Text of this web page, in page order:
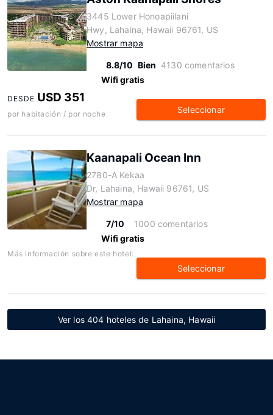
3445 Lower Honoapiilani
Hwy, Lahaina, Hawaii 96761, US
Mostrar mapa
8.8/10 Bien 4130 comentarios
Wifi gratis
DESDE USD 351
por habitación / por noche Seleccionar
Kaanapali Ocean Inn
2780-A Kekaa
Dr, Lahaina, Hawaii 96761, US
Mostrar mapa
7/10
1000 comentarios
Wifi gratis
Más información sobre este hotel:
Seleccionar
Ver los 404 hoteles de Lahaina, Hawaii